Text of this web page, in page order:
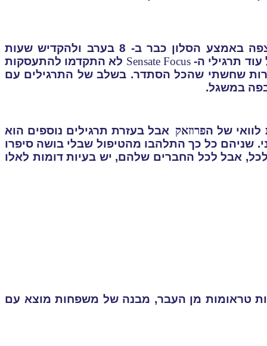
הם אפילו מצאו דרך -3 פעמים בשבוע לפרוס שמיכות על הרצפה באמצע הסלון כבר ב- 8 בערב ולהקדיש שעות
עוד תרגילי ה-Sensate Focus לא התקדמו להתעסקות
שחשתי שהכל הסתדר. בשלב של התרגילים עם
בפה במשגל.
לוואי של הפרוזאק אבל בעזרת תרגילים נוספים הוא
שניהם כל כך התלהבו מהטיפול שבלי בושה סיפרו
אבל לכל החברים שלהם, יש בעיות דומות לאלו
טראומות מן העבר, מבנה של משפחות מוצא עם